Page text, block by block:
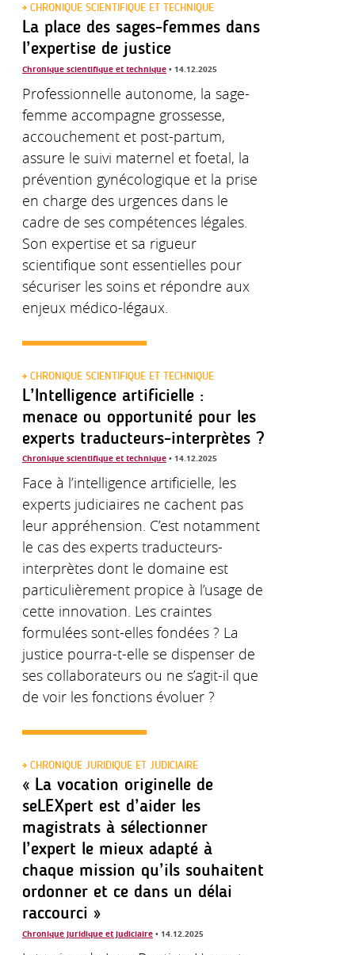
CHRONIQUE SCIENTIFIQUE ET TECHNIQUE
La place des sages-femmes dans
l’expertise de justice
Chronique scientifique et technique • 14.12.2025
Professionnelle autonome, la sage-
femme accompagne grossesse,
accouchement et post-partum,
assure le suivi maternel et foetal, la
prévention gynécologique et la prise
en charge des urgences dans le
cadre de ses compétences légales.
Son expertise et sa rigueur
scientifique sont essentielles pour
sécuriser les soins et répondre aux
enjeux médico-légaux.
CHRONIQUE SCIENTIFIQUE ET TECHNIQUE
L’Intelligence artificielle :
menace ou opportunité pour les
experts traducteurs-interprètes ?
Chronique scientifique et technique • 14.12.2025
Face à l’intelligence artificielle, les
experts judiciaires ne cachent pas
leur appréhension. C’est notamment
le cas des experts traducteurs-
interprètes dont le domaine est
particulièrement propice à l’usage de
cette innovation. Les craintes
formulées sont-elles fondées ? La
justice pourra-t-elle se dispenser de
ses collaborateurs ou ne s’agit-il que
de voir les fonctions évoluer ?
CHRONIQUE JURIDIQUE ET JUDICIAIRE
« La vocation originelle de
seLEXpert est d’aider les
magistrats à sélectionner
l’expert le mieux adapté à
chaque mission qu’ils souhaitent
ordonner et ce dans un délai
raccourci »
Chronique juridique et judiciaire • 14.12.2025